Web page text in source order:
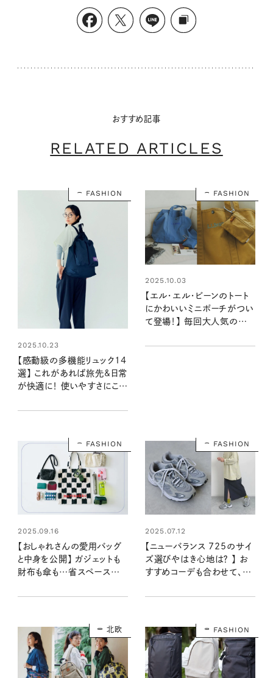
おすすめ記事
RELATED ARTICLES
FASHION
2025.10.23
【感動級の多機能リュック14
選】 これがあれば旅先&日常
が快適に！ 使いやすさにこだ
FASHION
2025.10.03
【エル・エル・ビーンのトート
にかわいいミニポーチがつい
て登場！】 毎回大人気の別
どんな色？
FASHION
2025.09.16
【おしゃれさんの愛用バッグ
と中身を公開】 ガジェットも
財布も傘も…省スペースでお
乃美さん
FASHION
2025.07.12
【ニューバランス 725のサイ
ズ選びやはき心地は？ 】 お
すすめコーデも合わせて、靴
らいました！
北欧 FASHION